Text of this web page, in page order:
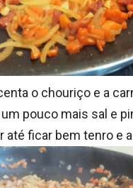
o chouriço e a
pouco mais sal e
até ficar bem tenro e